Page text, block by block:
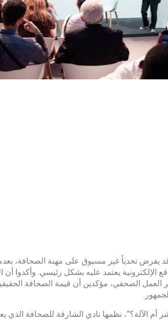
يفرض تحدياً غير مسبوق على مهنة الصحافة،
بنسبة كبيرة منذ عام 2022، وبات 74% من المواقع الإلكترونية يعتمد عليه بشكل رئيسي.
العمل الصحفي، مؤكدين أن قيمة الصحافة
أم الآلة؟”، نظمها نادي الشارقة للصحافة